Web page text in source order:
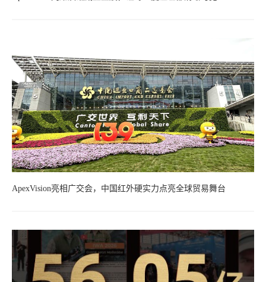
ApexVision亮相广交会，中国红外硬实力点亮全球贸易舞台